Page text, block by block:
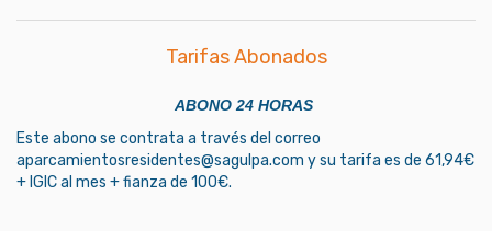
Tarifas Abonados
ABONO 24 HORAS
Este abono se contrata a través del correo
aparcamientosresidentes@sagulpa.com y su tarifa es de 61,94€
+ IGIC al mes + fianza de 100€.